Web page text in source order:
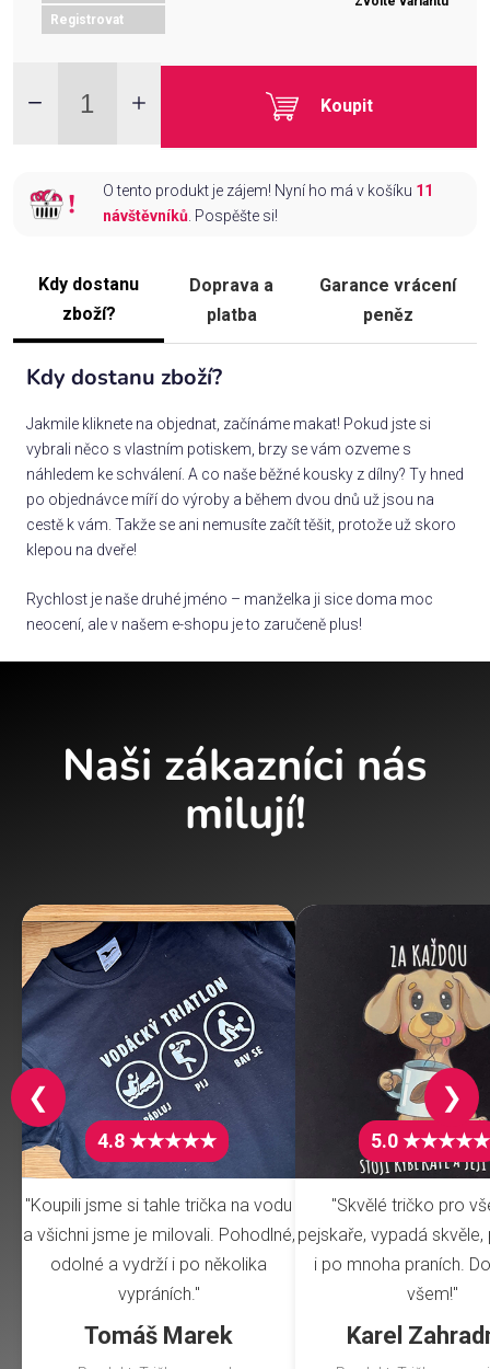
Registrovat
Koupit
O tento produkt je zájem! Nyní ho má v košíku 11
návštěvníků. Pospěšte si!
Kdy dostanu
zboží?
Doprava a
platba
Garance vrácení
peněz
Kdy dostanu zboží?
Jakmile kliknete na objednat, začínáme makat! Pokud jste si
vybrali něco s vlastním potiskem, brzy se vám ozveme s
náhledem ke schválení. A co naše běžné kousky z dílny? Ty hned
po objednávce míří do výroby a během dvou dnů už jsou na
cestě k vám. Takže se ani nemusíte začít těšit, protože už skoro
klepou na dveře!
Rychlost je naše druhé jméno – manželka ji sice doma moc
neocení, ale v našem e-shopu je to zaručeně plus!
Naši zákazníci nás
milují!
4.8 ★★★★★
"Koupili jsme si tahle trička na vodu
a všichni jsme je milovali. Pohodlné,
odolné a vydrží i po několika
vypráních."
Tomáš Marek
5.0 ★★★★★
"Skvělé tričko pro
pejskaře, vypadá
i po mnoha praních.
všem!"
Karel
❮ ❯